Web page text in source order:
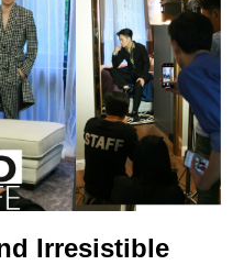
Irresistible